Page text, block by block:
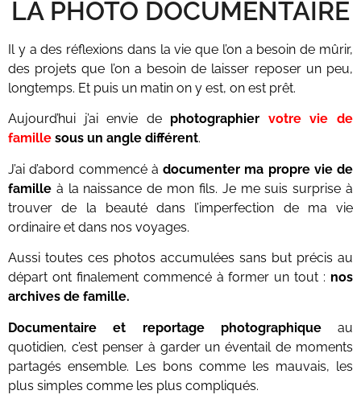
LA PHOTO DOCUMENTAIRE
Il y a des réflexions dans la vie que l’on a besoin de mûrir,
des projets que l’on a besoin de laisser reposer un peu,
longtemps. Et puis un matin on y est, on est prêt.
Aujourd’hui j’ai envie de photographier votre vie de
famille sous un angle différent.
J’ai d’abord commencé à documenter ma propre vie de
famille à la naissance de mon fils. Je me suis surprise à
trouver de la beauté dans l’imperfection de ma vie
ordinaire et dans nos voyages.
Aussi toutes ces photos accumulées sans but précis au
départ ont finalement commencé à former un tout : nos
archives de famille.
Documentaire et reportage photographiqueau
quotidien, c’est penser à garder un éventail de moments
partagés ensemble. Les bons comme les mauvais, les
plus simples comme les plus compliqués.